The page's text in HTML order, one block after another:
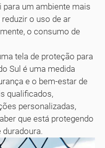
um ambiente mais
o uso de ar
o consumo de
tela de proteção para
Sul é uma medida
e o bem-estar de
qualificados,
personalizadas,
que está protegendo